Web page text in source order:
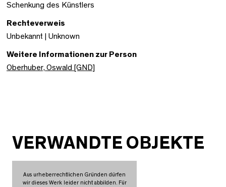
Schenkung des Künstlers
Rechteverweis
Unbekannt | Unknown
Weitere Informationen zur Person
Oberhuber, Oswald [GND]
VERWANDTE OBJEKTE
Aus urheberrechtlichen Gründen dürfen
wir dieses Werk leider nicht abbilden. Für